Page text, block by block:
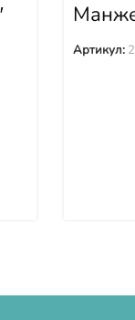
Артикул: